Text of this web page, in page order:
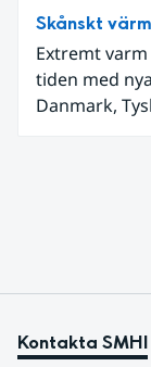
Skånskt
Extremt
tiden med
Danmark,
Kontakta SMHI